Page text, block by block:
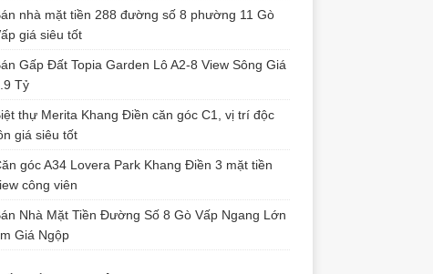
nhà mặt tiền 288 đường số 8 phường 11 Gò
giá siêu tốt
Gấp Đất Topia Garden Lô A2-8 View Sông Giá
Tỷ
thự Merita Khang Điền căn góc C1, vị trí độc
giá siêu tốt
góc A34 Lovera Park Khang Điền 3 mặt tiền
công viên
Nhà Mặt Tiền Đường Số 8 Gò Vấp Ngang Lớn
Giá Ngộp